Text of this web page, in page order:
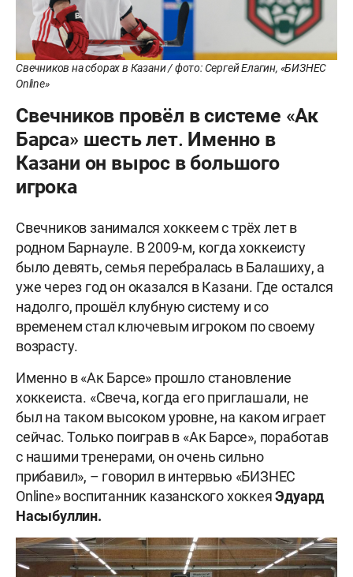
Свечников на сборах в Казани / фото: Сергей Елагин, «БИЗНЕС
Online»
Свечников провёл в системе «Ак
Барса» шесть лет. Именно в
Казани он вырос в большого
игрока
Свечников занимался хоккеем с трёх лет в
родном Барнауле. В 2009-м, когда хоккеисту
было девять, семья перебралась в Балашиху, а
уже через год он оказался в Казани. Где остался
надолго, прошёл клубную систему и со
временем стал ключевым игроком по своему
возрасту.
Именно в «Ак Барсе» прошло становление
хоккеиста. «Свеча, когда его приглашали, не
был на таком высоком уровне, на каком играет
сейчас. Только поиграв в «Ак Барсе», поработав
с нашими тренерами, он очень сильно
прибавил», – говорил в интервью «БИЗНЕС
Online» воспитанник казанского хоккеяЭдуард
Насыбуллин.